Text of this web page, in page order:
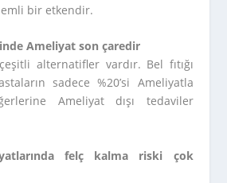
bir etkendir.
Ameliyat son çaredir
alternatifler vardır. Bel fıtığı
sadece %20’si Ameliyatla
Ameliyat dışı tedaviler
felç kalma riski çok